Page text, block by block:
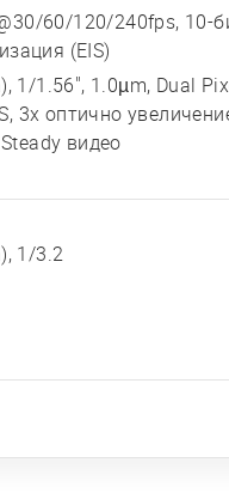
60/120/240fps, 10-
(EIS)
1.56", 1.0µm, Dual
3x оптично
видео
1/3.2